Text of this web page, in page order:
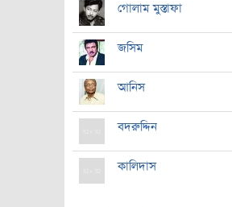
গোলাম মুস্তাফা
জসিম
আনিস
বদরুদ্দিন
কালিদাস